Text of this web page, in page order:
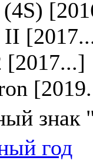
II
[2017...]
знак
год